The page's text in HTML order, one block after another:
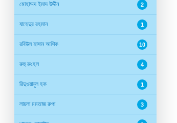
মোহাম্মদ ইমাদ উদ্দীন 2
যাহেদুর রহমান 1
রবিউল হাসান আশিক 10
রুহু রু‌হেল 4
রিদুওয়ানুল হক 1
লায়লা মমতাজ রুপা 3